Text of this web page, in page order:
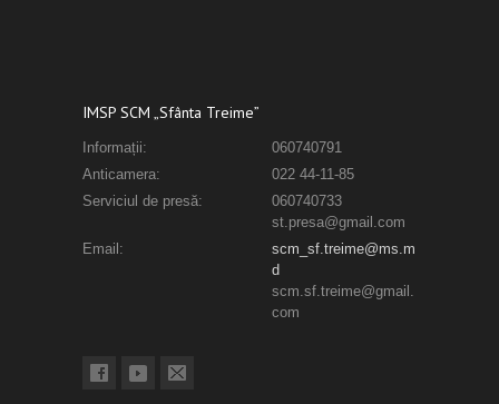
IMSP SCM „Sfânta Treime”
Informații:
060740791
Anticamera:
022 44-11-85
Serviciul de presă:
060740733
st.presa@gmail.com
Email:
scm_sf.treime@ms.m
d
scm.sf.treime@gmail.
com